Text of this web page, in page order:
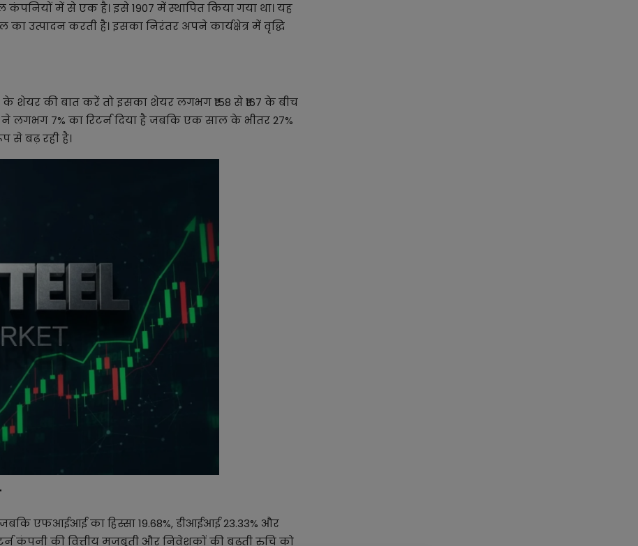
कंपनियों में से एक है। इसे 1907 में स्थापित किया गया था। यह
उत्पादन करती है। इसका निरंतर अपने कार्यक्षेत्र में वृद्धि
शेयर की बात करें तो इसका शेयर लगभग ₹158 से ₹167 के बीच
लगभग 7% का रिटर्न दिया है जबकि एक साल के भीतर 27%
से बढ़ रही है।
एफआईआई का हिस्सा 19.68%, डीआईआई 23.33% और
कंपनी की वित्तीय मजबूती और निवेशकों की बढ़ती रुचि को